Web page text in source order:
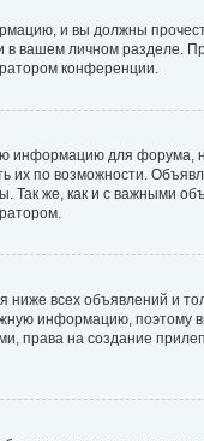
и вы должны
в вашем личном разделе.
конференции.
информацию для форума,
их по возможности.
Так же, как и с важными
всех объявлений и
информацию, поэтому
права на создание